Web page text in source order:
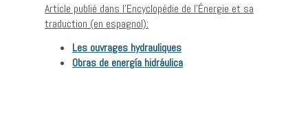
Article publié dans l’Encyclopédie de l’Énergie et sa
traduction (en espagnol):
Les ouvrages hydrauliques
Obras de energía hidráulica